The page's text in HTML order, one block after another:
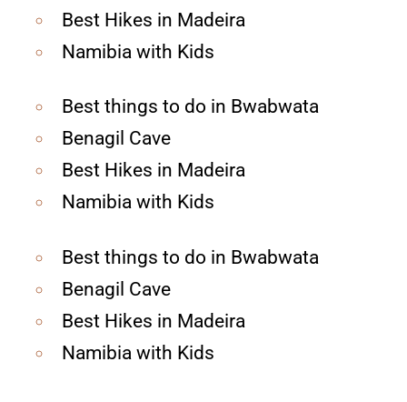
Best Hikes in Madeira
Namibia with Kids
Best things to do in Bwabwata
Benagil Cave
Best Hikes in Madeira
Namibia with Kids
Best things to do in Bwabwata
Benagil Cave
Best Hikes in Madeira
Namibia with Kids